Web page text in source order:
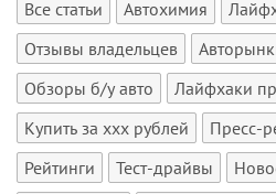
Все статьи Автохимия
Отзывы владельцев
Обзоры б/у авто
Лайфхаки
Купить за xxx рублей
Пресс-
Рейтинги
Тест-драйвы